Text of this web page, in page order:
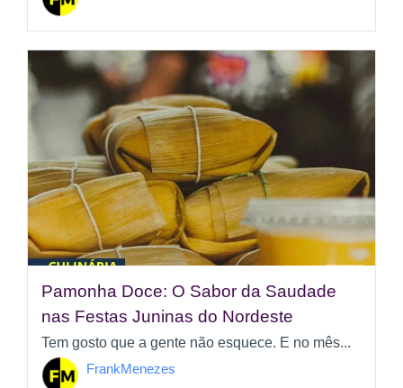
Pamonha Doce: O Sabor da Saudade
nas Festas Juninas do Nordeste
Tem gosto que a gente não esquece. E no mês...
FrankMenezes